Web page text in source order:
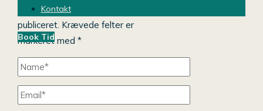
Kontakt
Book Tid
Din e-mailadresse vil ikke blive
publiceret. Krævede felter er
markeret med *